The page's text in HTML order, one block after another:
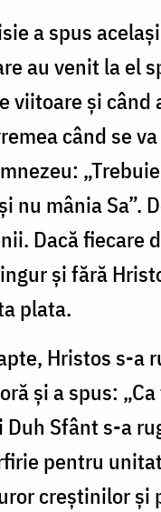
a spus
au venit la el
viitoare și când
când se
nu mânia Sa”.
Dacă fiecare
și fără
plata.
Hristos s-a
și a spus:
Duh Sfânt s-a
pentru
creștinilor și